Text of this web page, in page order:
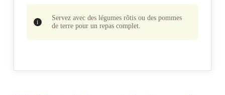
Servez avec des légumes rôtis ou des pommes
de terre pour un repas complet.